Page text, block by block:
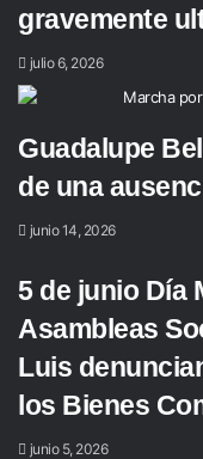
gravemente
julio 6, 2026
Guadalupe
de una
junio 14, 2026
5 de junio Día
Asambleas
Luis
los Bienes
junio 5, 2026